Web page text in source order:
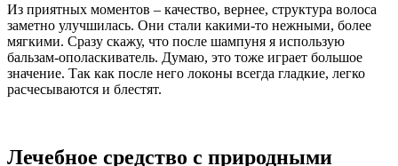
Из приятных моментов – качество, вернее, структура волоса
заметно улучшилась. Они стали какими-то нежными, более
мягкими. Сразу скажу, что после шампуня я использую
бальзам-ополаскиватель. Думаю, это тоже играет большое
значение. Так как после него локоны всегда гладкие, легко
расчесываются и блестят.
Лечебное средство с природными